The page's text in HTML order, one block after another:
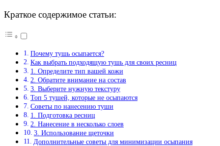
Краткое содержимое статьи:
Почему тушь осыпается?
Как выбрать подходящую тушь для своих ресниц
1. Определите тип вашей кожи
2. Обратите внимание на состав
3. Выберите нужную текстуру
Топ 5 тушей, которые не осыпаются
Советы по нанесению туши
1. Подготовка ресниц
2. Нанесение в несколько слоев
3. Использование щеточки
Дополнительные советы для минимизации осыпания